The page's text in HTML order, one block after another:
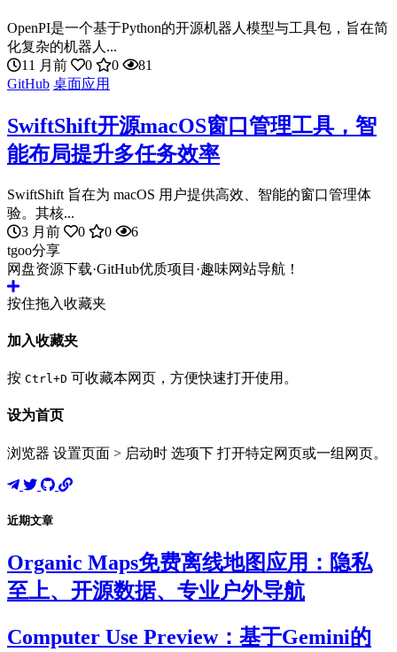
OpenPI是一个基于Python的开源机器人模型与工具包，旨在简
化复杂的机器人...
11 月前
0 0
81
GitHub 桌面应用
SwiftShift开源macOS窗口管理工具，智
能布局提升多任务效率
SwiftShift 旨在为 macOS 用户提供高效、智能的窗口管理体
验。其核...
3 月前
0 0
6
tgoo分享
网盘资源下载·GitHub优质项目·趣味网站导航！
按住拖入收藏夹
加入收藏夹
按 Ctrl+D 可收藏本网页，方便快速打开使用。
设为首页
浏览器 设置页面 > 启动时 选项下 打开特定网页或一组网页。
近期文章
Organic Maps免费离线地图应用：隐私
至上、开源数据、专业户外导航
Computer Use Preview：基于Gemini的